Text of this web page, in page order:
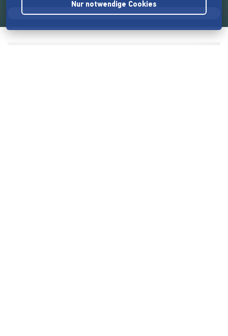
Nur notwendige Cookies